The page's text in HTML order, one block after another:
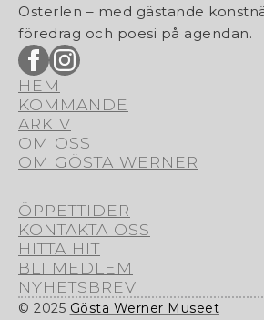
Österlen – med gästande
föredrag och poesi på agendan.
HEM
KOMMANDE
ARKIV
OM OSS
OM GÖSTA WERNER
ÖPPETTIDER
KONTAKTA OSS
HITTA HIT
BLI MEDLEM
NYHETSBREV
© 2025 Gösta Werner Museet